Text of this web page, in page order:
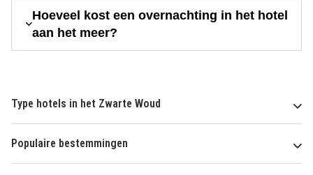
Hoeveel kost een overnachting in het hotel
aan het meer?
Type hotels in het Zwarte Woud
Populaire bestemmingen